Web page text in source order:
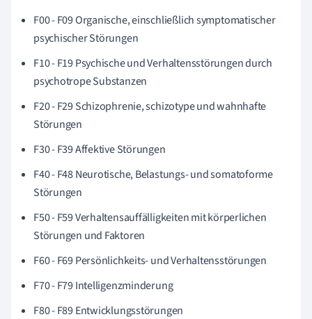
F00 - F09 Organische, einschließlich symptomatischer
psychischer Störungen
F10 - F19 Psychische und Verhaltensstörungen durch
psychotrope Substanzen
F20 - F29 Schizophrenie, schizotype und wahnhafte
Störungen
F30 - F39 Affektive Störungen
F40 - F48 Neurotische, Belastungs- und somatoforme
Störungen
F50 - F59 Verhaltensauffälligkeiten mit körperlichen
Störungen und Faktoren
F60 - F69 Persönlichkeits- und Verhaltensstörungen
F70 - F79 Intelligenzminderung
F80 - F89 Entwicklungsstörungen